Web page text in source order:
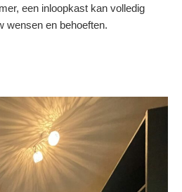
een inloopkast kan volledig
wensen en behoeften.